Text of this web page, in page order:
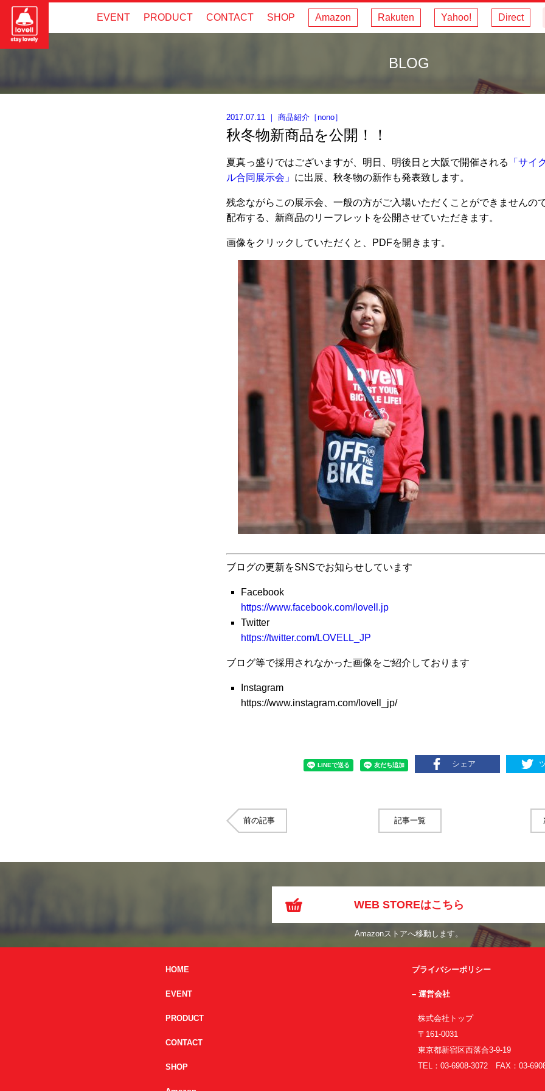
EVENT PRODUCT CONTACT SHOP Amazon Rakuten Yahoo! Direct
BLOG
2017.07.11 ｜ 商品紹介 ［nono］
秋冬物新商品を公開！！
夏真っ盛りではございますが、明日、明後日と大阪で開催される
「サイ
ル合同展示会」 に出展、秋冬物の新作も発表致します。
残念ながらこの展示会、一般の方がご入場いただくことができませんの
配布する、新商品のリーフレットを公開させていただきます。
画像をクリックしていただくと、PDFを開きます。
ブログの更新をSNSでお知らせしています
Facebook
https://www.facebook.com/lovell.jp
Twitter
https://twitter.com/LOVELL_JP
ブログ等で採用されなかった画像をご紹介しております
Instagram
https://www.instagram.com/lovell_jp/
シェア
前の記事 記事一覧
WEB STOREはこちら
Amazonストアへ移動します。
HOME
EVENT
PRODUCT
CONTACT
SHOP
プライバシーポリシー
– 運営会社
株式会社トップ
〒161-0031
東京都新宿区西落合3-9-19
TEL：03-6908-3072 FAX：03-